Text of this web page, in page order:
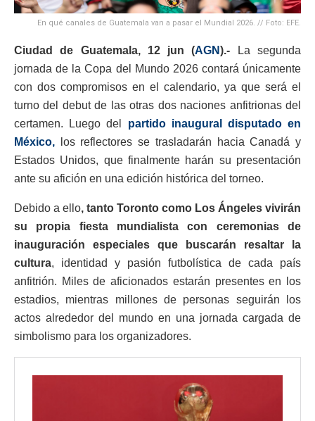
En qué canales de Guatemala van a pasar el Mundial 2026. // Foto: EFE.
Ciudad de Guatemala, 12 jun (AGN).-
La segunda
jornada de la Copa del Mundo 2026 contará únicamente
con dos compromisos en el calendario, ya que será el
turno del debut de las otras dos naciones anfitrionas del
certamen. Luego del partido inaugural disputado en
México, los reflectores se trasladarán hacia Canadá y
Estados Unidos, que finalmente harán su presentación
ante su afición en una edición histórica del torneo.
Debido a ello, tanto Toronto como Los Ángeles vivirán
su propia fiesta mundialista con ceremonias de
inauguración especiales que buscarán resaltar la
cultura, identidad y pasión futbolística de cada país
anfitrión. Miles de aficionados estarán presentes en los
estadios, mientras millones de personas seguirán los
actos alrededor del mundo en una jornada cargada de
simbolismo para los organizadores.